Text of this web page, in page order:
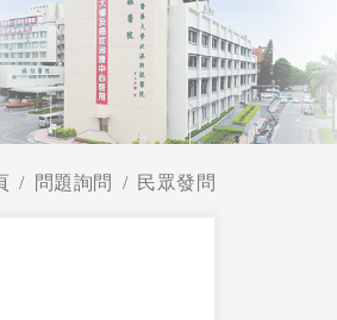
問題詢問 民眾發問